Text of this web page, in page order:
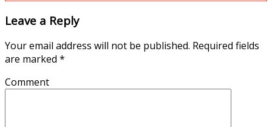
Leave a Reply
Your email address will not be published. Required fields
are marked *
Comment